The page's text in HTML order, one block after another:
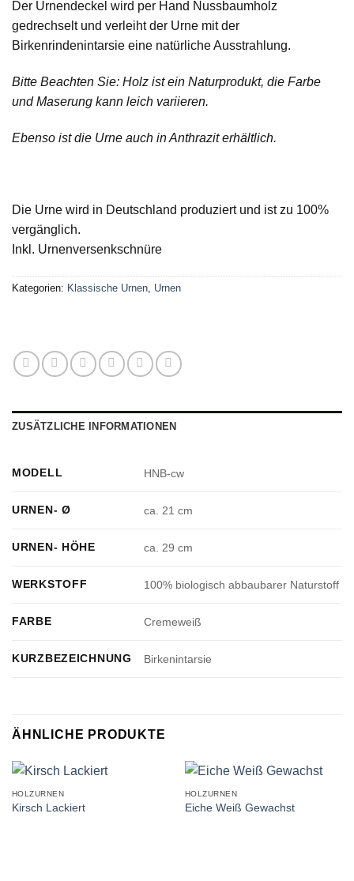
Der Urnendeckel wird per Hand Nussbaumholz
gedrechselt und verleiht der Urne mit der
Birkenrindenintarsie eine natürliche Ausstrahlung.
Bitte Beachten Sie: Holz ist ein Naturprodukt, die Farbe
und Maserung kann leich variieren.
Ebenso ist die Urne auch in Anthrazit erhältlich.
Die Urne wird in Deutschland produziert und ist zu 100%
vergänglich.
Inkl. Urnenversenkschnüre
Kategorien: Klassische Urnen Urnen
ZUSÄTZLICHE INFORMATIONEN
MODELL HNB-cw
URNEN- Ø ca. 21 cm
URNEN- HÖHE ca. 29 cm
WERKSTOFF 100% biologisch abbaubarer Naturstoff
FARBE Cremeweiß
KURZBEZEICHNUNG Birkenintarsie
ÄHNLICHE PRODUKTE
HOLZURNEN
Kirsch Lackiert
HOLZURNEN
Eiche Weiß Gewachst